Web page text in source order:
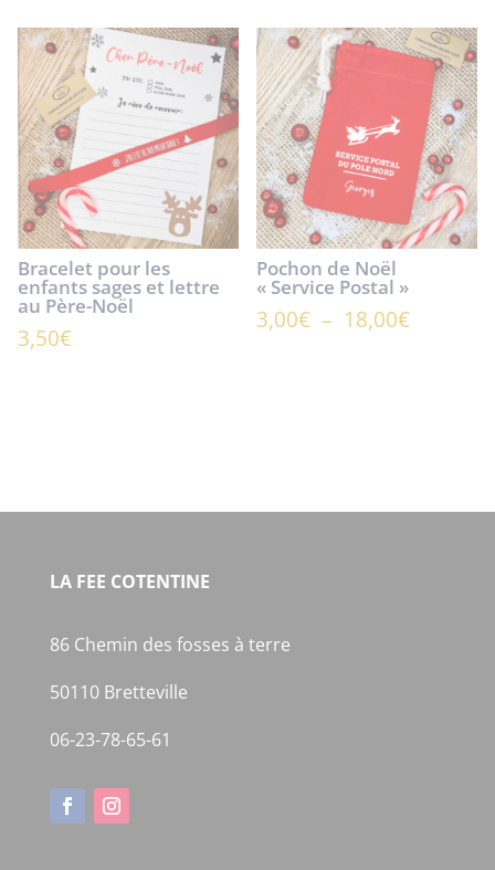
3,00€
à
18,00€
Bracelet pour les
enfants sages et lettre
au Père-Noël
3,50€
Pochon de Noël
« Service Postal »
3,00€ – 18,00€Plage
LA FEE COTENTINE
86 Chemin des fosses à terre
50110 Bretteville
06-23-78-65-61